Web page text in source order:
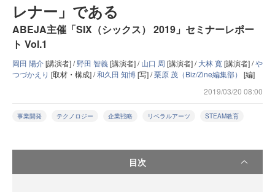
レナー」である
ABEJA主催「SIX（シックス） 2019」セミナーレポー
ト Vol.1
岡田 陽介[講演者] /野田 智義[講演者] /山口 周 [講演者] /大林 寛[講演者] /や
つづかえり [取材・構成] /和久田 知博[写] /栗原 茂（Biz/Zine編集部） [編]
2019/03/20 08:00
事業開発 テクノロジー 企業戦略 リベラルアーツ STEAM教育
目次